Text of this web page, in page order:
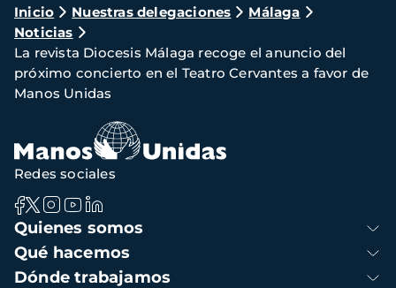
Ruta
de
navegación
Inicio Nuestras delegaciones
Málaga
Noticias
La revista Diocesis Málaga recoge el anuncio del
próximo concierto en el Teatro Cervantes a favor de
Manos Unidas
Navegación
principal
Quienes somos
Qué hacemos
Dónde trabajamos
Redes sociales